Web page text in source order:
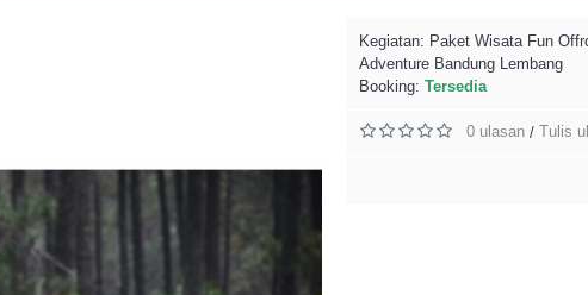
Kegiatan: Paket Wisata Fun
Adventure Bandung Lembang
Booking: Tersedia
0 ulasan/ Tulis